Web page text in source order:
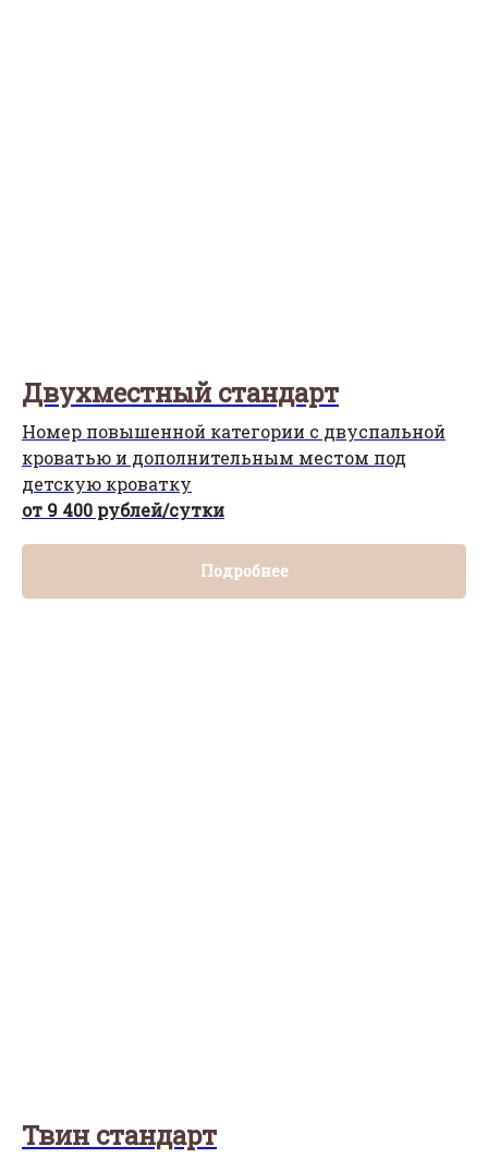
Двухместный стандарт
Номер повышенной категории с двуспальной
кроватью и дополнительным местом под
детскую кроватку
от 9 400 рублей/сутки
Подробнее
Твин стандарт